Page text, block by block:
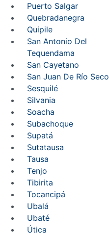
Puerto Salgar
Quebradanegra
Quipile
San Antonio Del
Tequendama
San Cayetano
San Juan De Río Seco
Sesquilé
Silvania
Soacha
Subachoque
Supatá
Sutatausa
Tausa
Tenjo
Tibirita
Tocancipá
Ubalá
Ubaté
Útica